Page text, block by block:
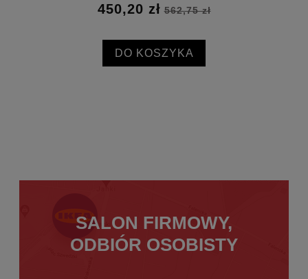
450,20 zł 562,75 zł
DO KOSZYKA
SALON FIRMOWY,
ODBIÓR OSOBISTY